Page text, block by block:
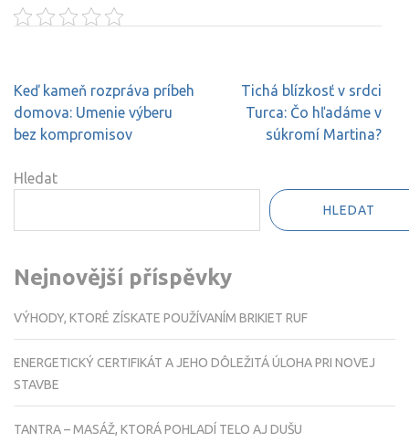
Navigace
pro
příspěvek
Keď kameň rozpráva príbeh
domova: Umenie výberu
bez kompromisov
Tichá blízkosť v srdci
Turca: Čo hľadáme v
súkromí Martina?
Hledat
HLEDAT
Nejnovější příspěvky
VÝHODY, KTORÉ ZÍSKATE POUŽÍVANÍM BRIKIET RUF
ENERGETICKÝ CERTIFIKÁT A JEHO DÔLEŽITÁ ÚLOHA PRI NOVEJ
STAVBE
TANTRA – MASÁŽ, KTORÁ POHLADÍ TELO AJ DUŠU